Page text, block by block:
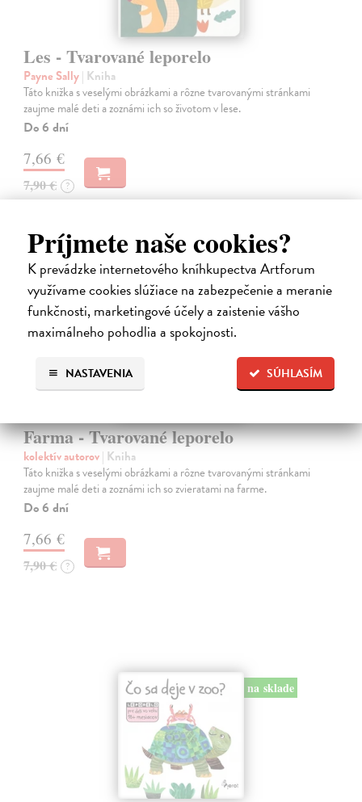
Príjmete naše cookies?
K prevádzke internetového kníhkupectva Artforum
využívame cookies slúžiace na zabezpečenie a meranie
funkčnosti, marketingové účely a zaistenie vášho
maximálneho pohodlia a spokojnosti.
SÚHLASÍM
NASTAVENIA
Les - Tvarované leporelo
Payne Sally| Kniha
Táto knižka s veselými obrázkami a rôzne tvarovanými stránkami
zaujme malé deti a zoznámi ich so životom v lese.
Do 6 dní
7,66 €
7,90 € ?
Farma - Tvarované leporelo
kolektív autorov| Kniha
Táto knižka s veselými obrázkami a rôzne tvarovanými stránkami
zaujme malé deti a zoznámi ich so zvieratami na farme.
Do 6 dní
7,66 €
7,90 € ?
na sklade